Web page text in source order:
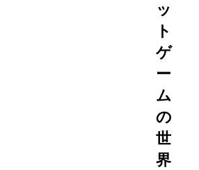
ッ
ト
ゲ
ー
ム
の
世
界